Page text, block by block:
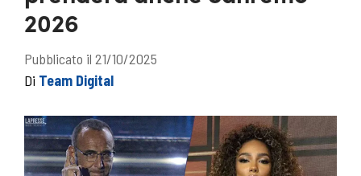
2026
Pubblicato il 21/10/2025
Di Team Digital